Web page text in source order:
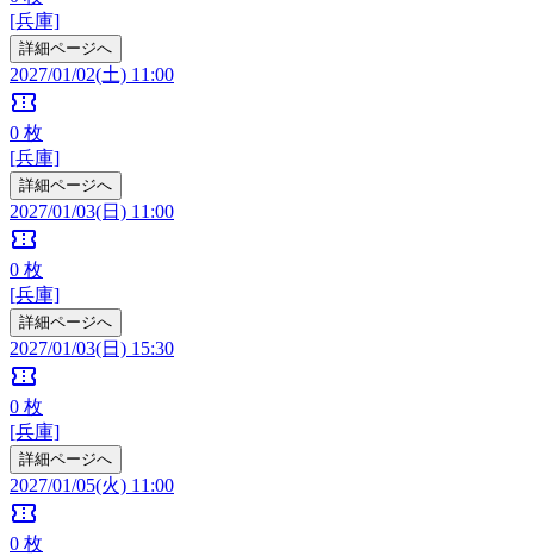
[兵庫]
詳細ページへ
2027/01/02(土) 11:00
confirmation_number
0 枚
[兵庫]
詳細ページへ
2027/01/03(日) 11:00
confirmation_number
0 枚
[兵庫]
詳細ページへ
2027/01/03(日) 15:30
confirmation_number
0 枚
[兵庫]
詳細ページへ
2027/01/05(火) 11:00
confirmation_number
0 枚